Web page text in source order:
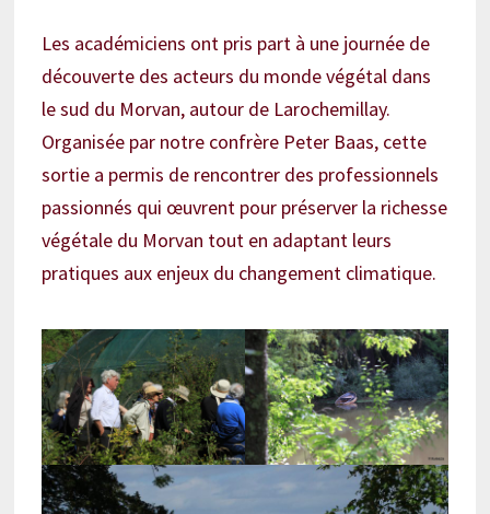
Les académiciens ont pris part à une journée de
découverte des acteurs du monde végétal dans
le sud du Morvan, autour de Larochemillay.
Organisée par notre confrère Peter Baas, cette
sortie a permis de rencontrer des professionnels
passionnés qui œuvrent pour préserver la richesse
végétale du Morvan tout en adaptant leurs
pratiques aux enjeux du changement climatique.